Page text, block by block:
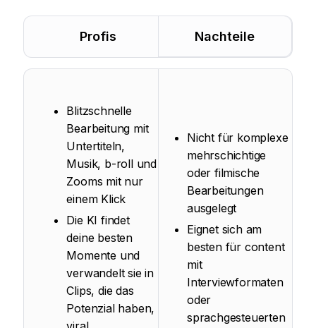
Profis Nachteile
Blitzschnelle
Bearbeitung mit
Untertiteln,
Musik, b-roll und
Zooms mit nur
einem Klick
Die KI findet
deine besten
Momente und
verwandelt sie in
Clips, die das
Potenzial haben,
Nicht für komplexe
mehrschichtige
oder filmische
Bearbeitungen
ausgelegt
Eignet sich am
besten für content
mit
Interviewformaten
oder
sprachgesteuerten